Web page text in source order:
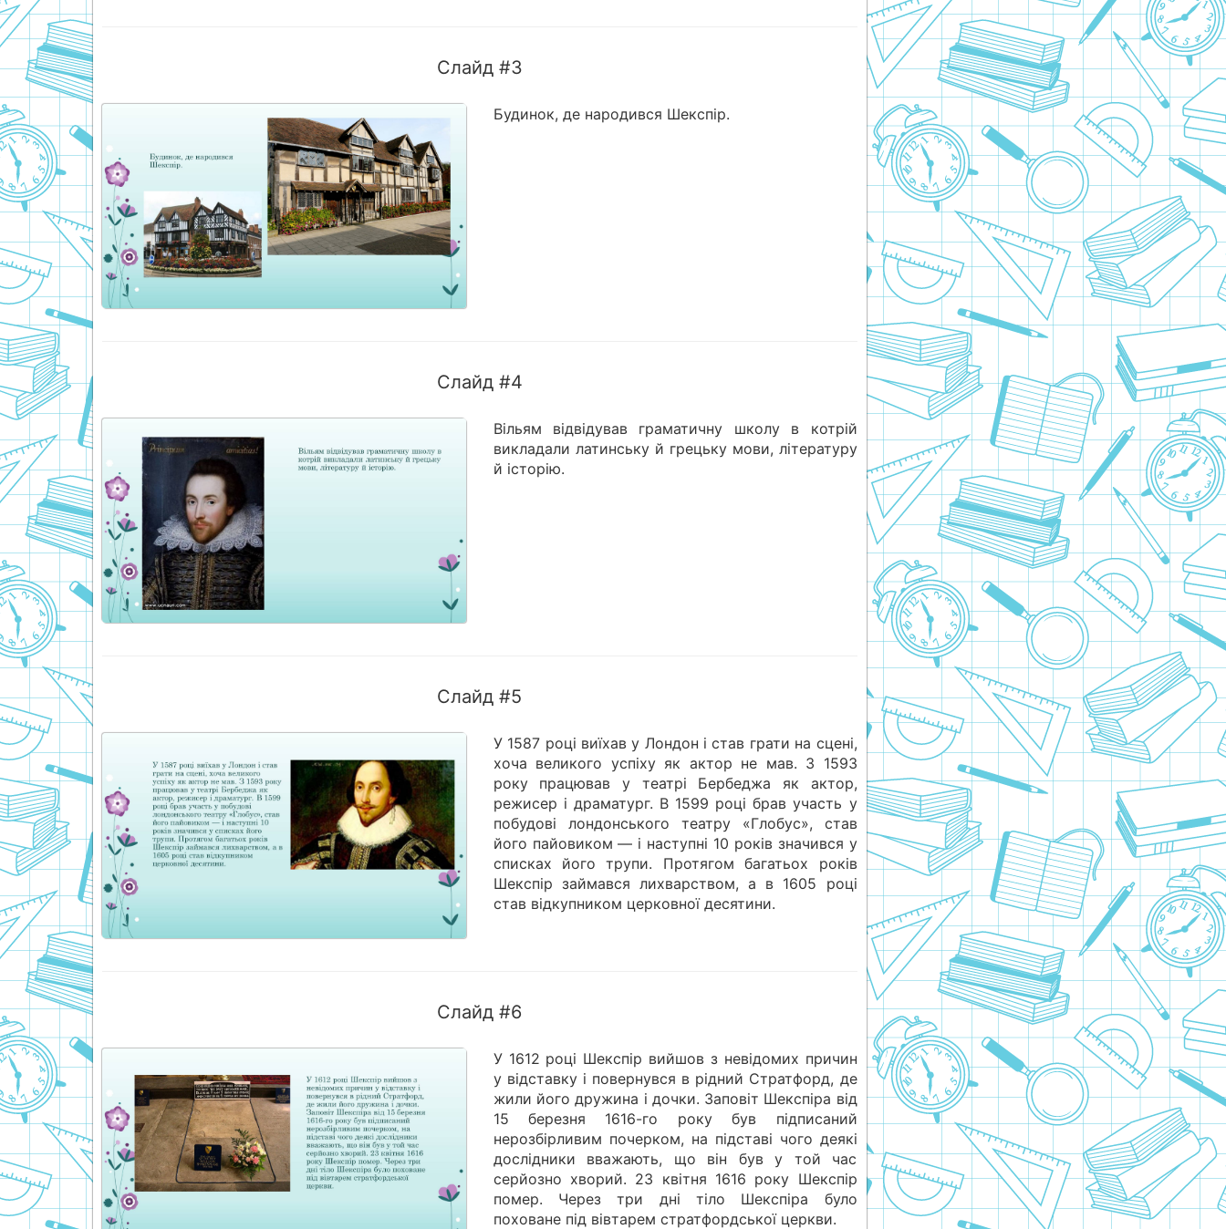
Слайд #3
Будинок, де народився Шекспір.
Слайд #4
Вільям відвідував граматичну школу в котрій
викладали латинську й грецьку мови, літературу
й історію.
Слайд #5
У 1587 році виїхав у Лондон і став грати на сцені,
хоча великого успіху як актор не мав. З 1593
року працював у театрі Бербеджа як актор,
режисер і драматург. В 1599 році брав участь у
побудові лондонського театру «Глобус», став
його пайовиком — і наступні 10 років значився у
списках його трупи. Протягом багатьох років
Шекспір займався лихварством, а в 1605 році
став відкупником церковної десятини.
Слайд #6
У 1612 році Шекспір вийшов з невідомих причин
у відставку і повернувся в рідний Стратфорд, де
жили його дружина і дочки. Заповіт Шекспіра від
15 березня 1616-го року був підписаний
нерозбірливим почерком, на підставі чого деякі
дослідники вважають, що він був у той час
серйозно хворий. 23 квітня 1616 року Шекспір
помер. Через три дні тіло Шекспіра було
поховане під вівтарем стратфордської церкви.